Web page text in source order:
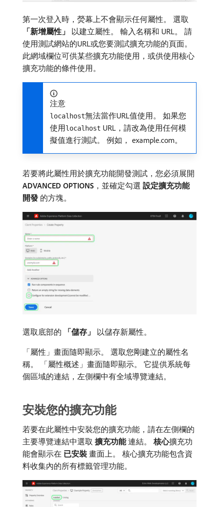
第一次登入時，熒幕上不會顯示任何屬性。 選取​
「新增屬性」
​以建立屬性。 輸入名稱和 URL。 請
使用測試網站的URL或您要測試擴充功能的頁面。
此網域欄位可供某些擴充功能使用，或供使用核心
擴充功能的條件使用。
注意
localhost無法當作URL值使用。 如果您
使用localhost URL，請改為使用任何模
擬值進行測試。 例如， example.com。
若要將此屬性用於擴充功能開發測試，您必須展開​
ADVANCED OPTIONS ，並確定勾選​ 設定擴充功能
開發 ​的方塊。
選取底部的​ 「儲存」 ​以儲存新屬性。
「屬性」畫面隨即顯示。 選取您剛建立的屬性名
稱。 「屬性概述」畫面隨即顯示。 它提供系統每
個區域的連結，左側欄中有全域導覽連結。
安裝您的擴充功能
若要在此屬性中安裝您的擴充功能，請在左側欄的
主要導覽連結中選取​ 擴充功能​連結。 核心​擴充功
能會顯示在​ 已安裝 ​畫面上。 核心擴充功能包含資
料收集內的所有標籤管理功能。